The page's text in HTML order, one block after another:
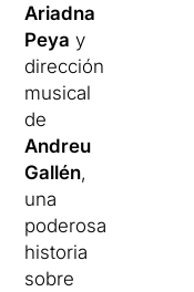
Ariadna
Peya y
dirección
musical
de
Andreu
Gallén,
una
poderosa
historia
sobre